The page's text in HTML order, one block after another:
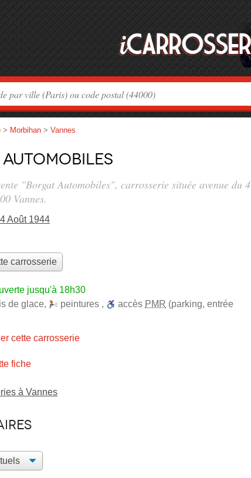
> Morbihan > Vannes
"Borgat Automobiles", carrosserie située avenue du 4
Vannes.
Août 1944
carrosserie
jusqu'à 18h30
de glace, peintures , accès PMR (parking, entrée
cette carrosserie
fiche
à Vannes